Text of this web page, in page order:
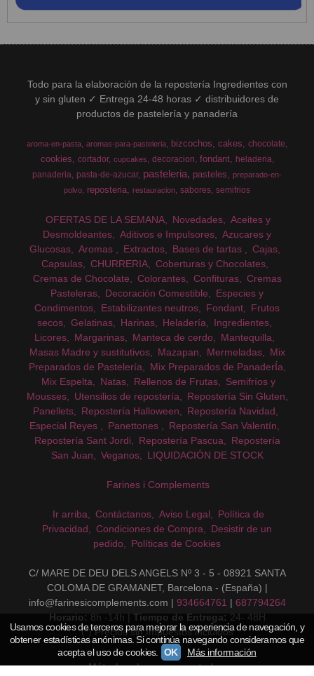
Todo para la elaboración de la repostería Ingredientes con
y sin gluten ✓ Entrega 24-48 horas ✓ distribuidores de
productos de pastelería y panadería
aroma-en-pasta aromas-para-pasteleria bizcochos cakes chocolate
cookies cortador cupcakes decoracion fondant
heladeria
panaderia pasta-de-azucar pasteleria pasteles
preparado-en-
polvo
reposteria restauracion sabores semifrios
OFERTAS DE LA SEMANA Novedades
Aceites y
Desmoldeantes
Aditivos e Impulsores
Azucares y
Glucosas
Aromas Extractos Bases de tartas
Cajas
Capsulas
CHURRERIA
Coberturas y Chocolates
Cremas de Chocolate
Colorantes Confituras
Cremas
Pasteleras
Decoración Comestible
Especies y
Condimentos
Estabilizantes neutros Fondant
Frutos
secos
Gelatinas Harinas Heladería
Ingredientes
Licores
Margarinas Manteca de cerdo
Mantequilla
Masas Madre y sustitutivos
Mazapan Mermeladas
Mix
Preparados de Pastelería
Mix Preparados de PanaderÍa
Mix Espelta
Natas Rellenos de Frutas
Semifríos y
Mousses
Utensilios de repostería
Repostería Sin Gluten
Panellets
Repostería Halloween
Repostería Navidad
Especial Reyes
Panettones
Repostería San Valentín
Repostería Sant Jordi
Repostería Pascua
Repostería
San Juan
Veganos LIQUIDACIÓN DE STOCK
Farines i Complements
Ir arriba Contáctanos Aviso Legal
Política de
Privacidad
Condiciones de Compra
Desistir de un
pedido
Políticas de Cookies
C/ MARE DE DEU DELS ANGELS Nº 3 - 5 - 08921 SANTA
COLOMA DE GRAMANET, Barcelona - (España) |
info@farinesicomplements.com | 934664761 | 687794264
Horario: 8h -14h | Tiempo de Entrega: 24- 48H
(*) Precios sin Impuestos incluidos
Métodos de pago aceptados
Usamos cookies de terceros para mejorar la experiencia de navegación, y
obtener estadísticas anónimas. Si continúa navegando consideramos que
acepta el uso de cookies.
OK Más información